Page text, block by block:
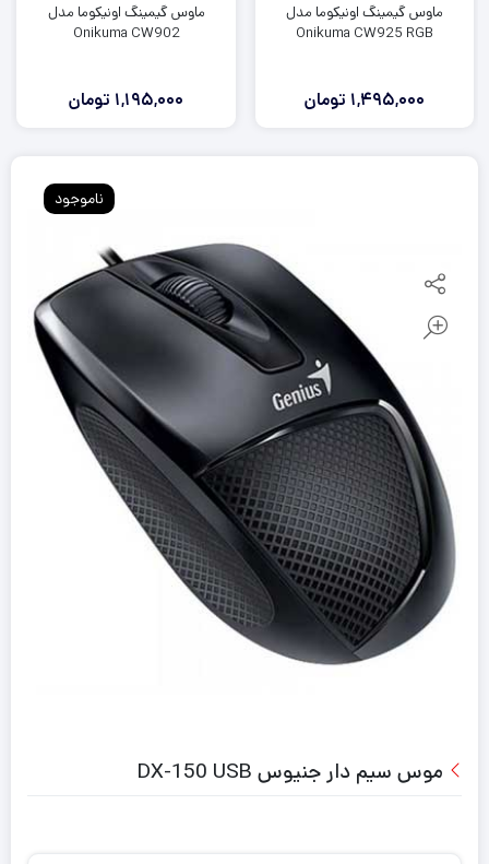
ماوس گیمینگ اونیکوما مدل
Onikuma CW925 RGB
1,495,000 تومان
ماوس گیمینگ اونیکوما مدل
Onikuma CW902
1,195,000 تومان
ناموجود
موس سیم دار جنیوس DX-150 USB